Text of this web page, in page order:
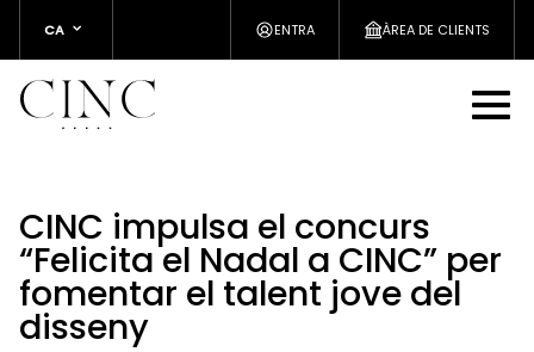
CA ENTRA ÀREA DE CLIENTS
CINC impulsa el concurs
“Felicita el Nadal a CINC” per
fomentar el talent jove del
disseny